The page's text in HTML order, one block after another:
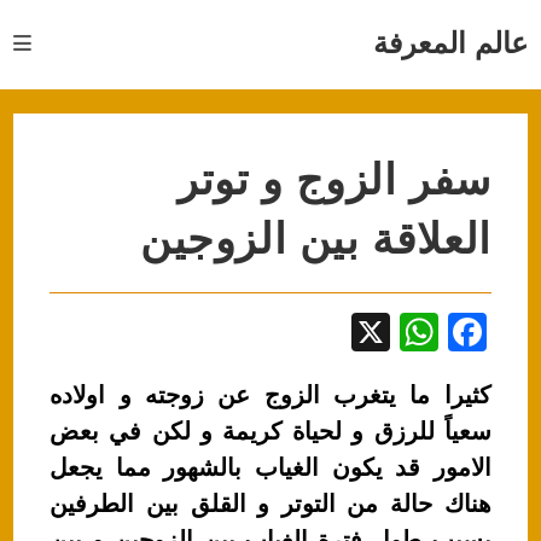
عالم المعرفة
سفر الزوج و توتر
العلاقة بين الزوجين
F
c
e
b
o
W
at
s
A
p
كثيرا ما يتغرب الزوج عن زوجته و اولاده
سعياً للرزق و لحياة كريمة و لكن في بعض
الامور قد يكون الغياب بالشهور مما يجعل
هناك حالة من التوتر و القلق بين الطرفين